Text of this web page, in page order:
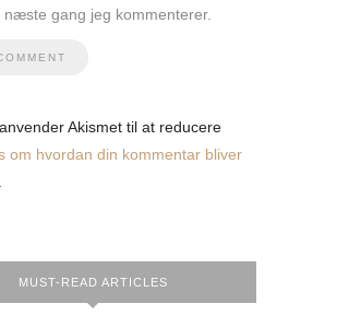
næste gang jeg kommenterer.
Akismet til at reducere
om hvordan din kommentar bliver
MUST-READ ARTICLES